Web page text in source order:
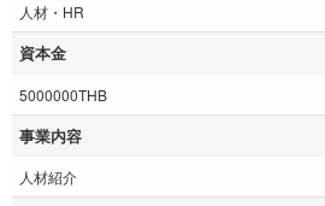
人材・HR
資本金
5000000THB
事業内容
人材紹介